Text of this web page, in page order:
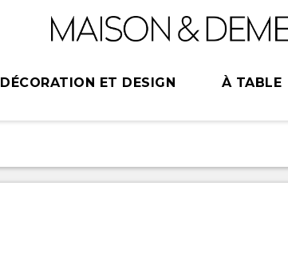
DÉCORATION ET DESIGN À TABLE